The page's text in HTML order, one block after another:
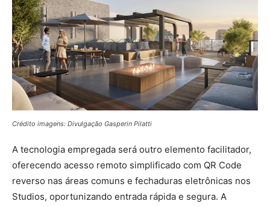
Crédito imagens: Divulgação Gasperin Pilatti
A tecnologia empregada será outro elemento facilitador,
oferecendo acesso remoto simplificado com QR Code
reverso nas áreas comuns e fechaduras eletrônicas nos
Studios, oportunizando entrada rápida e segura. A